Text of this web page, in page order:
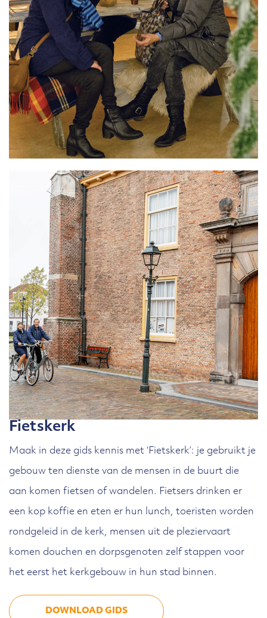
Fietskerk
Maak in deze gids kennis met ‘Fietskerk’: je gebruikt je
gebouw ten dienste van de mensen in de buurt die
aan komen fietsen of wandelen. Fietsers drinken er
een kop koffie en eten er hun lunch, toeristen worden
rondgeleid in de kerk, mensen uit de pleziervaart
komen douchen en dorpsgenoten zelf stappen voor
het eerst het kerkgebouw in hun stad binnen.
DOWNLOAD GIDS